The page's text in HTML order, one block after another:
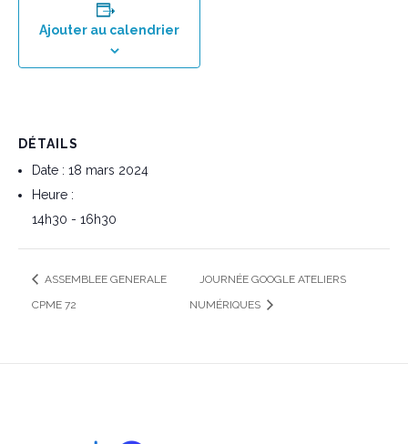
Ajouter au calendrier
DÉTAILS
Date : 18 mars 2024
Heure :
14h30 - 16h30
ASSEMBLEE GENERALE
CPME 72
JOURNÉE GOOGLE ATELIERS
NUMÉRIQUES